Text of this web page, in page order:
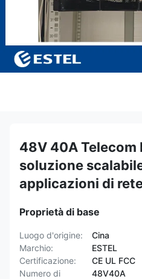
48V 40A Telecom
soluzione
applicazioni di
Proprietà di base
Luogo d'origine:
Cina
Marchio:
ESTEL
Certificazione:
CE UL FCC
Numero di
48V40A